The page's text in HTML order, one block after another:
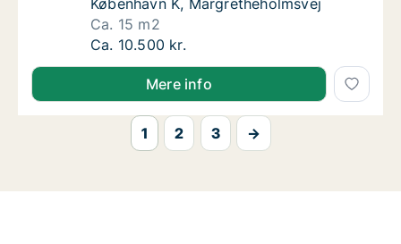
København K, Margretheholmsvej
Ca. 15 m2
Ca. 15 m2 værelse til leje i 1432 København
Ca. 10.500 kr.
Mere info
1 2 3 →